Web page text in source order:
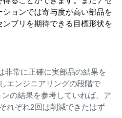
ションでは寄与度が高い部品を
ブリを期待できる目標形状を
非常に正確に実部品の結果を
エンジニアリングの段階で
の結果を参考していれば、ア
れぞれ2回は削減できたはず